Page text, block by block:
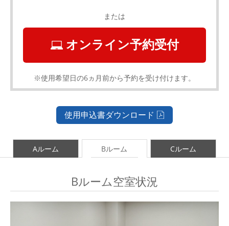
または
オンライン予約受付
※使用希望日の6ヵ月前から予約を受け付けます。
使用申込書ダウンロード
Aルーム Bルーム Cルーム
Bルーム空室状況